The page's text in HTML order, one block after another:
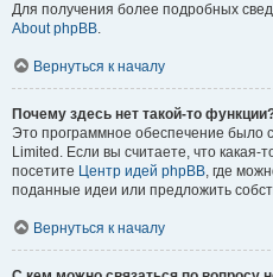
Для получения более подробных
About phpBB.
Вернуться к началу
Почему здесь нет такой-то
Это программное обеспечение было
Limited. Если вы считаете, что
посетите Центр идей phpBB, где
поданные идеи или предложить
Вернуться к началу